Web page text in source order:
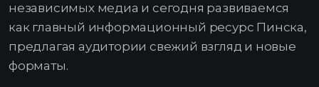
независимых медиа и сегодня развиваемся
как главный информационный ресурс Пинска,
предлагая аудитории свежий взгляд и новые
форматы.